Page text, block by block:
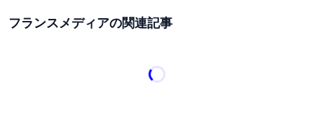
フランスメディアの関連記事